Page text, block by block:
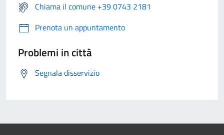
Chiama il comune +39 0743 2181
Prenota un appuntamento
Problemi in città
Segnala disservizio